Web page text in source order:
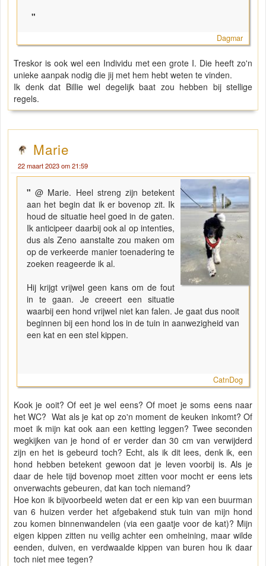
"
Dagmar
Treskor is ook wel een Individu met een grote I. Die heeft zo'n
unieke aanpak nodig die jij met hem hebt weten te vinden.
Ik denk dat Billie wel degelijk baat zou hebben bij stellige
regels.
Marie
22 maart 2023 om 21:59
"@ Marie. Heel streng zijn betekent
aan het begin dat ik er bovenop zit. Ik
houd de situatie heel goed in de gaten.
Ik anticipeer daarbij ook al op intenties,
dus als Zeno aanstalte zou maken om
op de verkeerde manier toenadering te
zoeken reageerde ik al.
Hij krijgt vrijwel geen kans om de fout
in te gaan. Je creeert een situatie
waarbij een hond vrijwel niet kan falen. Je gaat dus nooit
beginnen bij een hond los in de tuin in aanwezigheid van
een kat en een stel kippen.
CatnDog
Kook je ooit? Of eet je wel eens? Of moet je soms eens naar
het WC? Wat als je kat op zo'n moment de keuken inkomt? Of
moet ik mijn kat ook aan een ketting leggen? Twee seconden
wegkijken van je hond of er verder dan 30 cm van verwijderd
zijn en het is gebeurd toch? Echt, als ik dit lees, denk ik, een
hond hebben betekent gewoon dat je leven voorbij is. Als je
daar de hele tijd bovenop moet zitten voor mocht er eens iets
onverwachts gebeuren, dat kan toch niemand?
Hoe kon ik bijvoorbeeld weten dat er een kip van een buurman
van 6 huizen verder het afgebakend stuk tuin van mijn hond
zou komen binnenwandelen (via een gaatje voor de kat)? Mijn
eigen kippen zitten nu veilig achter een omheining, maar wilde
eenden, duiven, en verdwaalde kippen van buren hou ik daar
toch niet mee tegen?